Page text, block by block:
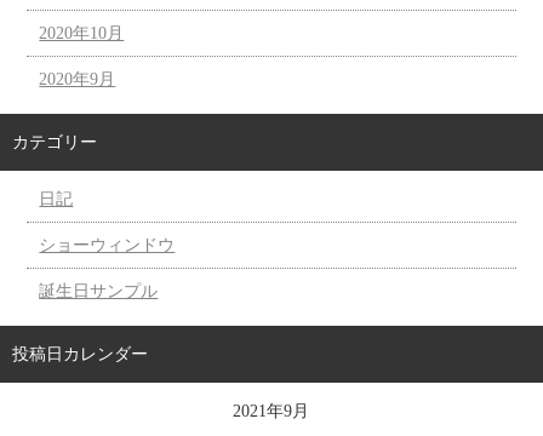
2020年10月
2020年9月
カテゴリー
日記
ショーウィンドウ
誕生日サンプル
投稿日カレンダー
2021年9月